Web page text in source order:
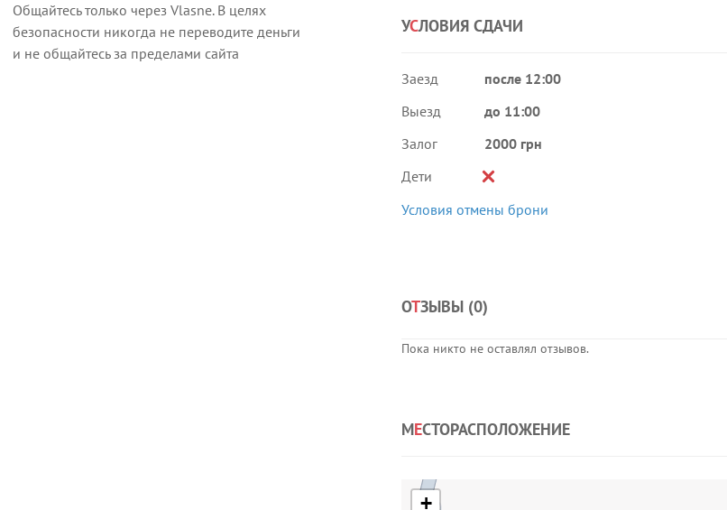
Общайтесь только через Vlasne. В целях
безопасности никогда не переводите деньги
и не общайтесь за пределами сайта
УСЛОВИЯ СДАЧИ
Заезд
после 12:00
Выезд
до 11:00
Залог
2000 грн
Дети
Условия отмены брони
ОТЗЫВЫ (0)
Пока никто не оставлял отзывов.
МЕСТОРАСПОЛОЖЕНИЕ
+